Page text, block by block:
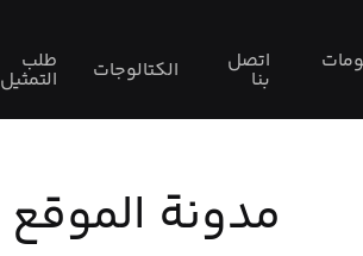
اتصل
بنا الكتالوجات طلب
التمثيل
مدونة الموقع